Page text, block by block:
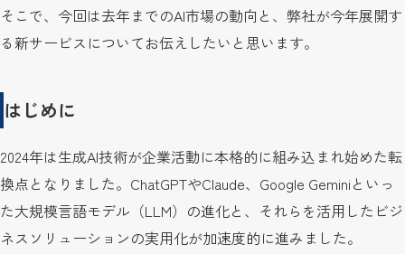
そこで、今回は去年までのAI市場の動向と、弊社が今年展開す
る新サービスについてお伝えしたいと思います。
はじめに
2024年は生成AI技術が企業活動に本格的に組み込まれ始めた転
換点となりました。ChatGPTやClaude、Google Geminiといっ
た大規模言語モデル（LLM）の進化と、それらを活用したビジ
ネスソリューションの実用化が加速度的に進みました。